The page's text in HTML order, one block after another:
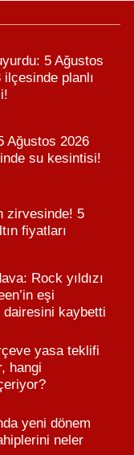
5 Ağustos
planlı
Ağustos 2026
su kesintisi!
zirvesinde! 5
fiyatları
Rock yıldızı
eşi
dairesini kaybetti
yasa teklifi
hangi
yeni dönem
neler